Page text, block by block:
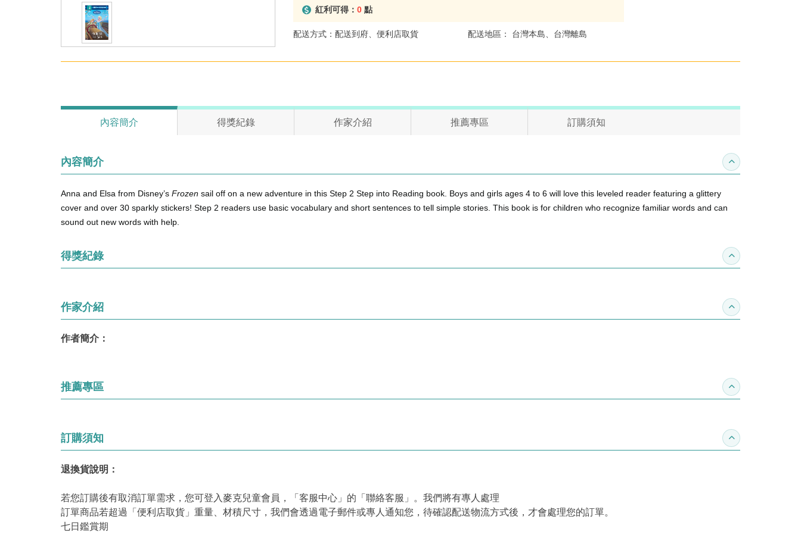
紅利可得： 0 點
配送方式：配送到府、便利店取貨 配送地區： 台灣本島、台灣離島
內容簡介 得獎紀錄 作家介紹 推薦專區 訂購須知
內容簡介 收合內容簡介
Anna and Elsa from Disney’s Frozen sail off on a new adventure in this Step 2 Step into Reading book. Boys and girls ages 4 to 6 will love this leveled reader featuring a glittery
cover and over 30 sparkly stickers! Step 2 readers use basic vocabulary and short sentences to tell simple stories. This book is for children who recognize familiar words and can
sound out new words with help.
得獎紀錄 收合得獎紀錄
作家介紹 收合作家介紹
作者簡介：
推薦專區 收合推薦專區
訂購須知 收合訂購須知
退換貨說明：
若您訂購後有取消訂單需求，您可登入麥克兒童會員，「客服中心」的「聯絡客服」。我們將有專人處理
訂單商品若超過「便利店取貨」重量、材積尺寸，我們會透過電子郵件或專人通知您，待確認配送物流方式後，才會處理您的訂單。
七日鑑賞期